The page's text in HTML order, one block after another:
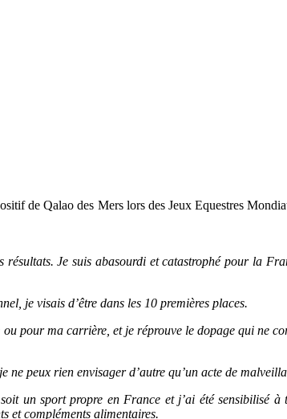
de Qalao des Mers lors des Jeux Equestres
Je suis abasourdi et catastrophé pour la
je visais d’être dans les 10 premières places.
pour ma carrière, et je réprouve le dopage qui ne
peux rien envisager d’autre qu’un acte de
un sport propre en France et j’ai été sensibilisé
et compléments alimentaires.